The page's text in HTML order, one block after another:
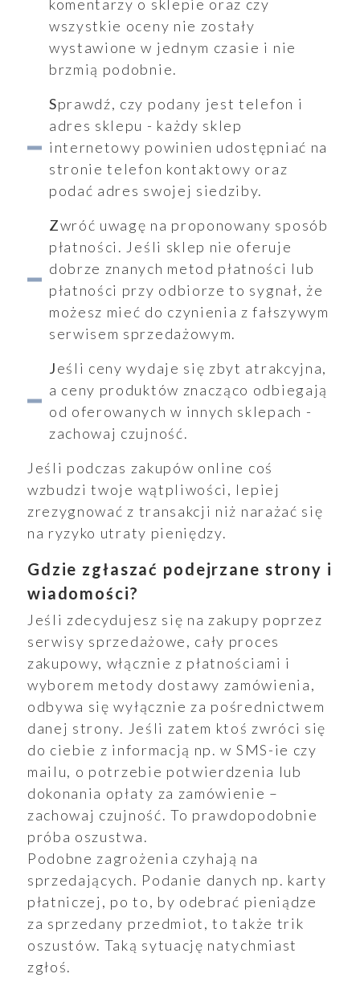
komentarzy o sklepie oraz czy
wszystkie oceny nie zostały
wystawione w jednym czasie i nie
brzmią podobnie.
Sprawdź, czy podany jest telefon i
adres sklepu - każdy sklep
internetowy powinien udostępniać na
stronie telefon kontaktowy oraz
podać adres swojej siedziby.
Zwróć uwagę na proponowany sposób
płatności. Jeśli sklep nie oferuje
dobrze znanych metod płatności lub
płatności przy odbiorze to sygnał, że
możesz mieć do czynienia z fałszywym
serwisem sprzedażowym.
Jeśli ceny wydaje się zbyt atrakcyjna,
a ceny produktów znacząco odbiegają
od oferowanych w innych sklepach -
zachowaj czujność.
Jeśli podczas zakupów online coś
wzbudzi twoje wątpliwości, lepiej
zrezygnować z transakcji niż narażać się
na ryzyko utraty pieniędzy.
Gdzie zgłaszać podejrzane strony i
wiadomości?
Jeśli zdecydujesz się na zakupy poprzez
serwisy sprzedażowe, cały proces
zakupowy, włącznie z płatnościami i
wyborem metody dostawy zamówienia,
odbywa się wyłącznie za pośrednictwem
danej strony. Jeśli zatem ktoś zwróci się
do ciebie z informacją np. w SMS-ie czy
mailu, o potrzebie potwierdzenia lub
dokonania opłaty za zamówienie –
zachowaj czujność. To prawdopodobnie
próba oszustwa.
Podobne zagrożenia czyhają na
sprzedających. Podanie danych np. karty
płatniczej, po to, by odebrać pieniądze
za sprzedany przedmiot, to także trik
oszustów. Taką sytuację natychmiast
zgłoś.